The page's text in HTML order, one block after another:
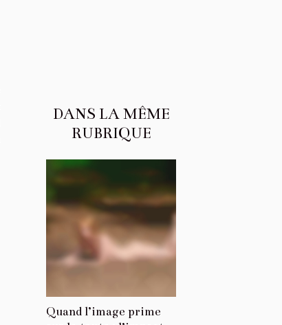
DANS LA MÊME
RUBRIQUE
Quand l’image prime